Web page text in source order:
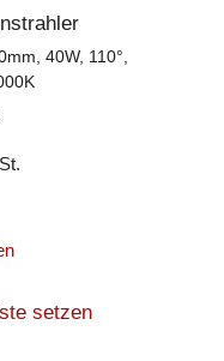
40W, 110°,
setzen